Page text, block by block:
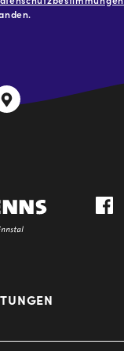
Kulturhausstraße